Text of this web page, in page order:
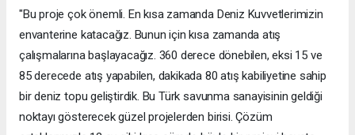
"Bu proje çok önemli. En kısa zamanda Deniz Kuvvetlerimizin
envanterine katacağız. Bunun için kısa zamanda atış
çalışmalarına başlayacağız. 360 derece dönebilen, eksi 15 ve
85 derecede atış yapabilen, dakikada 80 atış kabiliyetine sahip
bir deniz topu geliştirdik. Bu Türk savunma sanayisinin geldiği
noktayı gösterecek güzel projelerden birisi. Çözüm